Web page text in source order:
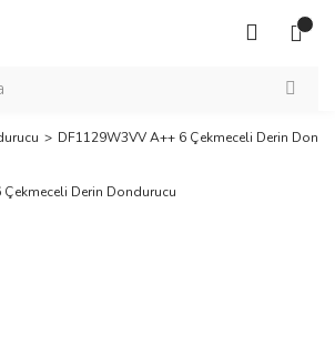
DF1129W3VV A++ 6 Çekmeceli Derin